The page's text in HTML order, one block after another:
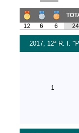
12
6 6 24
2017, 12ª R. I.
1